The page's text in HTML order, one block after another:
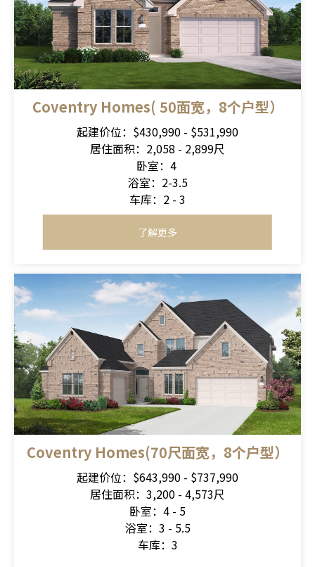
Coventry Homes( 50面宽，8个户型）
起建价位：$430,990 - $531,990
居住面积：2,058 - 2,899尺
卧室：4
浴室：2-3.5
车库：2 - 3
了解更多
Coventry Homes(70尺面宽，8个户型）
起建价位：$643,990 - $737,990
居住面积：3,200 - 4,573尺
卧室：4 - 5
浴室：3 - 5.5
车库：3